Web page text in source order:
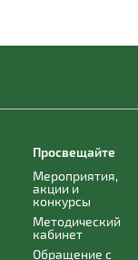
Просвещайте
Мероприятия,
акции и
конкурсы
Методический
кабинет
Обращение с